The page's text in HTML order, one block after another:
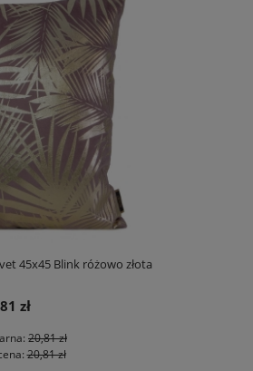
45x45 Blink różowo złota
zł
20,81 zł
20,81 zł